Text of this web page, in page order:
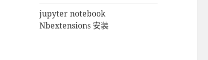
jupyter notebook
Nbextensions 安装